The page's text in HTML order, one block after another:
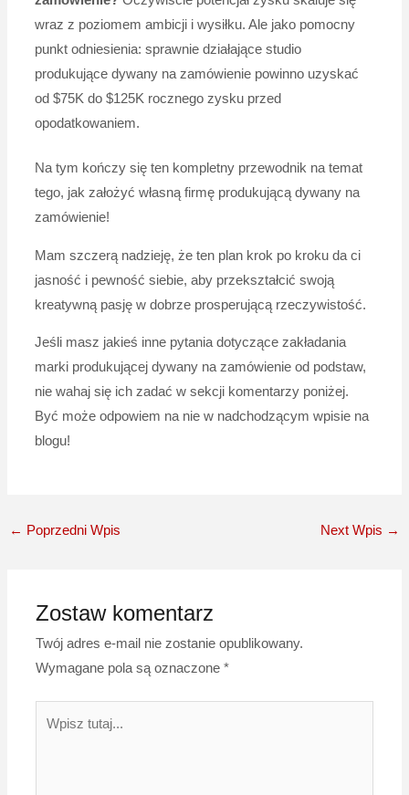
wraz z poziomem ambicji i wysiłku. Ale jako pomocny
punkt odniesienia: sprawnie działające studio
produkujące dywany na zamówienie powinno uzyskać
od $75K do $125K rocznego zysku przed
opodatkowaniem.
Na tym kończy się ten kompletny przewodnik na temat
tego, jak założyć własną firmę produkującą dywany na
zamówienie!
Mam szczerą nadzieję, że ten plan krok po kroku da ci
jasność i pewność siebie, aby przekształcić swoją
kreatywną pasję w dobrze prosperującą rzeczywistość.
Jeśli masz jakieś inne pytania dotyczące zakładania
marki produkującej dywany na zamówienie od podstaw,
nie wahaj się ich zadać w sekcji komentarzy poniżej.
Być może odpowiem na nie w nadchodzącym wpisie na
blogu!
← Poprzedni Wpis Next Wpis →
Zostaw komentarz
Twój adres e-mail nie zostanie opublikowany.
Wymagane pola są oznaczone*